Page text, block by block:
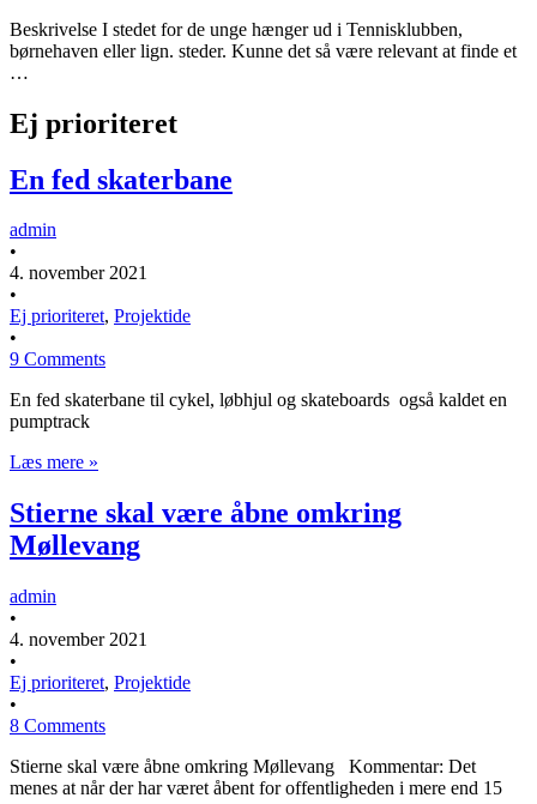
Beskrivelse I stedet for de unge hænger ud i Tennisklubben,
børnehaven eller lign. steder. Kunne det så være relevant at finde et
…
Ej prioriteret
En fed skaterbane
admin
•
4. november 2021
•
Ej prioriteret, Projektide
•
9 Comments
En fed skaterbane til cykel, løbhjul og skateboards også kaldet en
pumptrack
Læs mere »
Stierne skal være åbne omkring
Møllevang
admin
•
4. november 2021
•
Ej prioriteret, Projektide
•
8 Comments
Stierne skal være åbne omkring Møllevang Kommentar: Det
menes at når der har været åbent for offentligheden i mere end 15